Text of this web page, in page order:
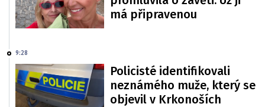
má připravenou
9:28
Policisté identifikovali
neznámého muže, který se
objevil v Krkonoších